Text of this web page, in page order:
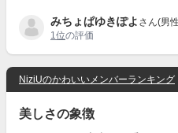
みちょぱゆきぽよ さん(男
1位の評価
NiziUのかわいいメンバーランキング
美しさの象徴